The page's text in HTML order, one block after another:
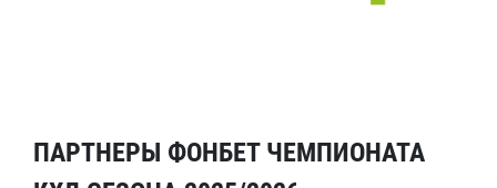
ПАРТНЕРЫ ФОНБЕТ ЧЕМПИОНАТА